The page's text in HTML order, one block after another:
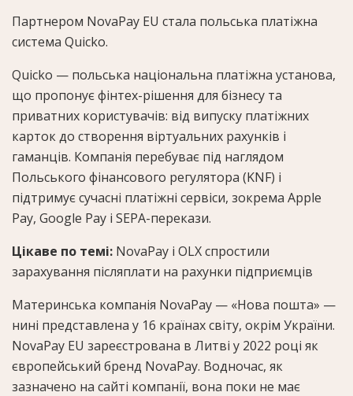
Партнером NovaPay EU стала польська платіжна
система Quicko.
Quicko — польська національна платіжна установа,
що пропонує фінтех-рішення для бізнесу та
приватних користувачів: від випуску платіжних
карток до створення віртуальних рахунків і
гаманців. Компанія перебуває під наглядом
Польського фінансового регулятора (KNF) і
підтримує сучасні платіжні сервіси, зокрема Apple
Pay, Google Pay і SEPA-перекази.
Цікаве по темі: NovaPay і OLX спростили
зарахування післяплати на рахунки підприємців
Материнська компанія NovaPay — «Нова пошта» —
нині представлена у 16 країнах світу, окрім України.
NovaPay EU зареєстрована в Литві у 2022 році як
європейський бренд NovaPay. Водночас, як
зазначено на сайті компанії, вона поки не має